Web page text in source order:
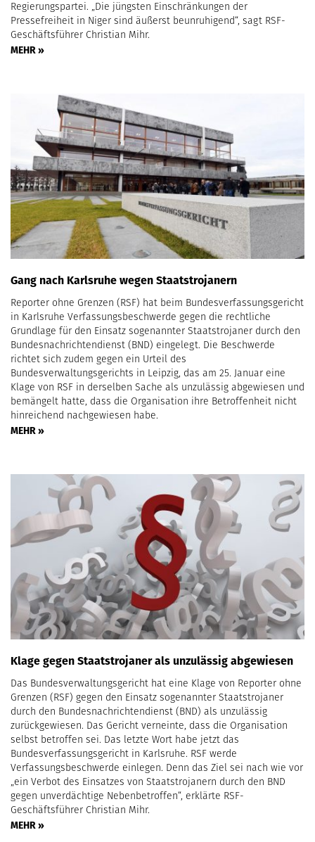
Regierungspartei. „Die jüngsten Einschränkungen der
Pressefreiheit in Niger sind äußerst beunruhigend“, sagt RSF-
Geschäftsführer Christian Mihr.
MEHR »
Gang nach Karlsruhe wegen Staatstrojanern
Reporter ohne Grenzen (RSF) hat beim Bundesverfassungsgericht
in Karlsruhe Verfassungsbeschwerde gegen die rechtliche
Grundlage für den Einsatz sogenannter Staatstrojaner durch den
Bundesnachrichtendienst (BND) eingelegt. Die Beschwerde
richtet sich zudem gegen ein Urteil des
Bundesverwaltungsgerichts in Leipzig, das am 25. Januar eine
Klage von RSF in derselben Sache als unzulässig abgewiesen und
bemängelt hatte, dass die Organisation ihre Betroffenheit nicht
hinreichend nachgewiesen habe.
MEHR »
Klage gegen Staatstrojaner als unzulässig abgewiesen
Das Bundesverwaltungsgericht hat eine Klage von Reporter ohne
Grenzen (RSF) gegen den Einsatz sogenannter Staatstrojaner
durch den Bundesnachrichtendienst (BND) als unzulässig
zurückgewiesen. Das Gericht verneinte, dass die Organisation
selbst betroffen sei. Das letzte Wort habe jetzt das
Bundesverfassungsgericht in Karlsruhe. RSF werde
Verfassungsbeschwerde einlegen. Denn das Ziel sei nach wie vor
„ein Verbot des Einsatzes von Staatstrojanern durch den BND
gegen unverdächtige Nebenbetroffen“, erklärte RSF-
Geschäftsführer Christian Mihr.
MEHR »